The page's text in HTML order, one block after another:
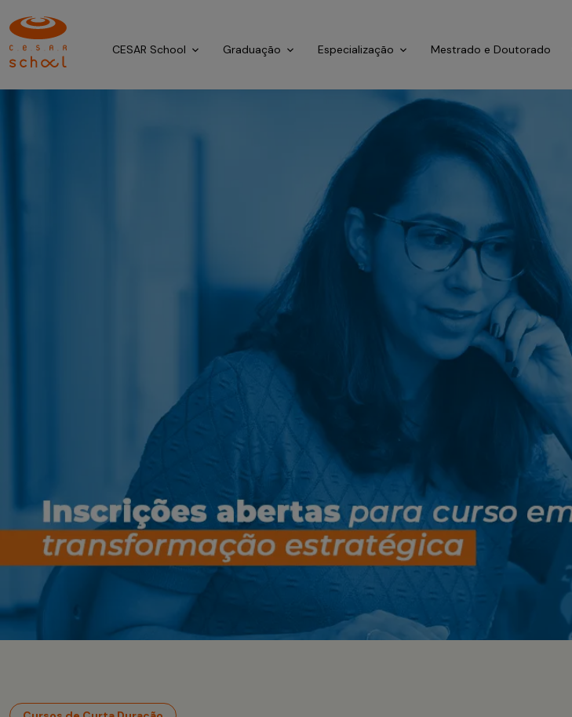
CESAR School Graduação Especialização Mestrado e Doutorado